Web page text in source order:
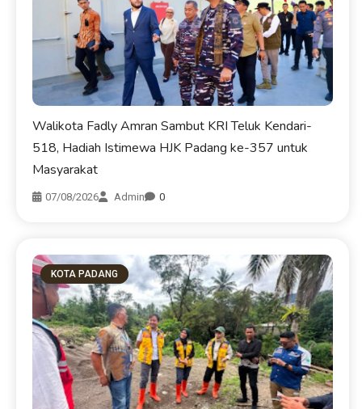
Walikota Fadly Amran Sambut KRI Teluk Kendari-
518, Hadiah Istimewa HJK Padang ke-357 untuk
Masyarakat
07/08/2026 Admin 0
KOTA PADANG